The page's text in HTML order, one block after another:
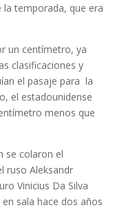
temporada, que era
un centímetro, ya
clasificaciones y
el pasaje para la
el estadounidense
menos que
se colaron el
ruso Aleksandr
Vinicius Da Silva
en sala hace dos años